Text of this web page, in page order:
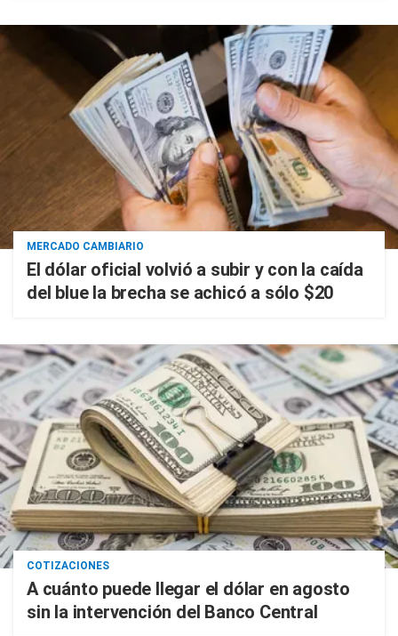
MERCADO CAMBIARIO
El dólar oficial volvió a subir y con la caída
del blue la brecha se achicó a sólo $20
COTIZACIONES
A cuánto puede llegar el dólar en agosto
sin la intervención del Banco Central